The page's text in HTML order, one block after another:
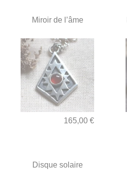
Miroir de l’âme
165,00 €
Disque solaire